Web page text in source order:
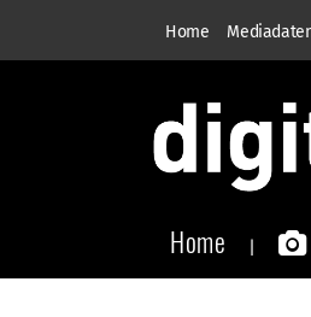
Home
Home